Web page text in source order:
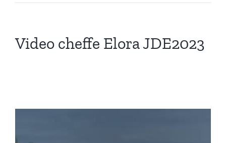
Video cheffe Elora JDE2023